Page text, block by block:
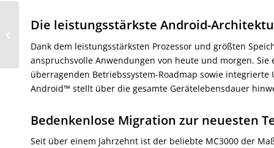
Die leistungsstärkste Android-
Dank dem leistungsstärksten Prozessor und größten
anspruchsvolle Anwendungen von heute und morgen.
überragenden Betriebssystem-Roadmap sowie
Android™ stellt über die gesamte Gerätelebensdauer
Bedenkenlose Migration zur neuesten
Seit über einem Jahrzehnt ist der beliebte MC3000 der
Wir freuen uns über das Fraunhofer
Qualitätssiegel